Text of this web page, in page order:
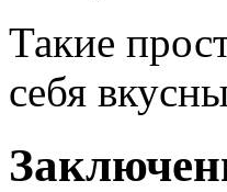
Такие
себя